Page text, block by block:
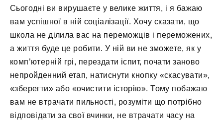
Сьогодні ви вирушаєте у велике життя, і я бажаю
вам успішної в ній соціалізації. Хочу сказати, що
школа не ділила вас на переможців і переможених,
а життя буде це робити. У ній ви не зможете, як у
комп’ютерній грі, перездати іспит, почати заново
непройденний етап, натиснути кнопку «скасувати»,
«зберегти» або «очистити історію». Тому побажаю
вам не втрачати пильності, розуміти що потрібно
відповідати за свої вчинки, не втрачати часу на